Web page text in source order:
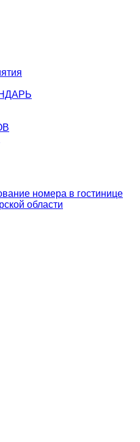
номера в гостинице
области